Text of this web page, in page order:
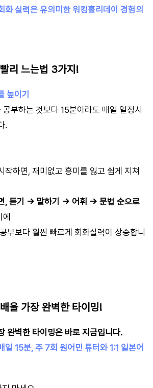
화 실력은 유의미한 워킹홀리데이 경험의
리 느는법 3가지!
높이기
공부하는 것보다 15분이라도 매일 일정시
.
작하면, 재미없고 흥미를 잃고 쉽게 지쳐
, 듣기 → 말하기 → 어휘 → 문법 순으로
에
부보다 훨씬 빠르게 회화실력이 상승합니
울 가장 완벽한 타이밍!
완벽한 타이밍은 바로 지금입니다.
일 15분, 주 7회 원어민 튜터와 1:1 일본어